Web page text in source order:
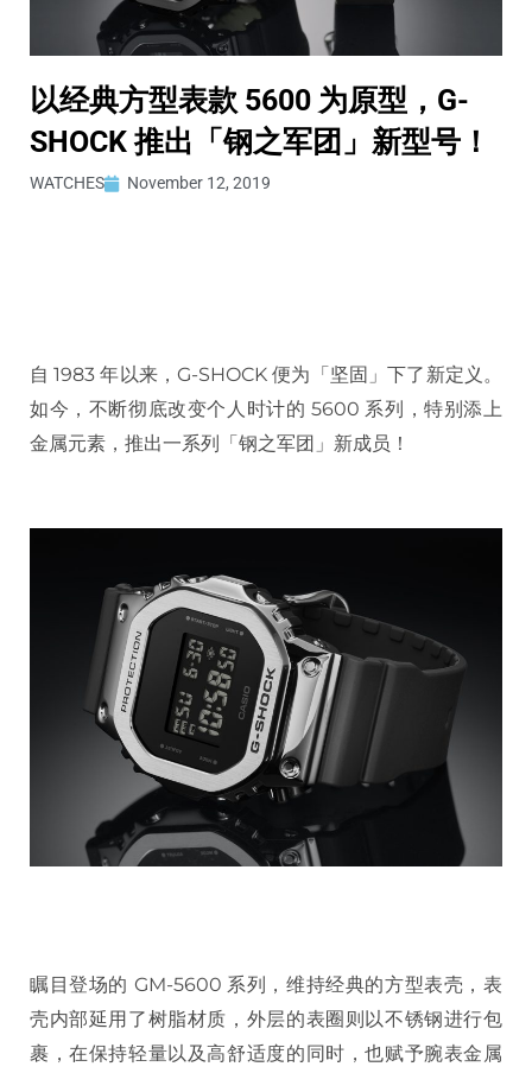
以经典方型表款 5600 为原型，G-
SHOCK 推出「钢之军团」新型号！
WATCHES November 12, 2019
自 1983 年以来，G-SHOCK 便为「坚固」下了新定义。
如今，不断彻底改变个人时计的 5600 系列，特别添上
金属元素，推出一系列「钢之军团」新成员！
瞩目登场的 GM-5600 系列，维持经典的方型表壳，表
壳内部延用了树脂材质，外层的表圈则以不锈钢进行包
裹，在保持轻量以及高舒适度的同时，也赋予腕表金属